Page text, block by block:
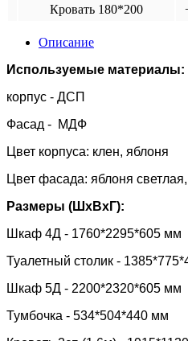
Кровать 180*200
Описание
Используемые материалы:
корпус - ДСП
Фасад - МДФ
Цвет корпуса: клен, яблоня
Цвет фасада: яблоня
Размеры (ШхВхГ):
Шкаф 4Д - 1760*2295*605 мм
Туалетный столик -
Шкаф 5Д - 2200*2320*605 мм
Тумбочка - 534*504*440 мм